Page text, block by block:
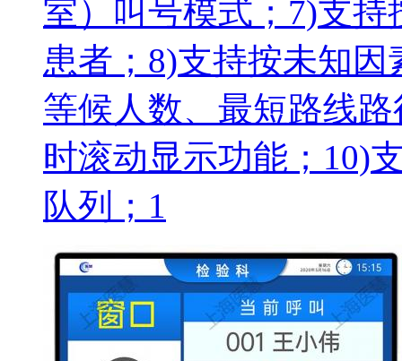
室）叫号模式；7)支
患者；8)支持按未知
等候人数、最短路线
时滚动显示功能；10)
队列；1